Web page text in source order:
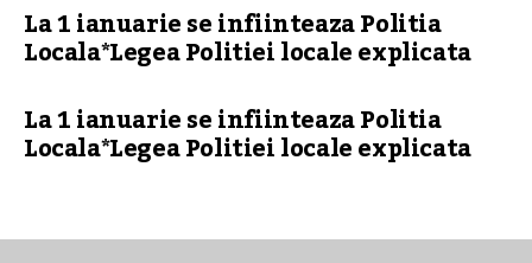
La 1 ianuarie se infiinteaza Politia
Locala*Legea Politiei locale explicata
La 1 ianuarie se infiinteaza Politia
Locala*Legea Politiei locale explicata